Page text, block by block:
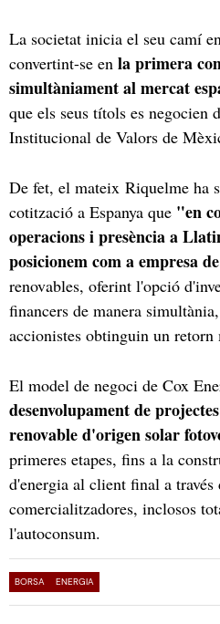
La societat inicia el seu camí
convertint-se en la primera
simultàniament al mercat
que els seus títols es negocien
Institucional de Valors de
De fet, el mateix Riquelme ha
cotització a Espanya que "en
operacions i presència a
posicionem com a empresa
renovables, oferint l'opció
financers de manera
accionistes obtinguin un retorn
El model de negoci de Cox
desenvolupament de
renovable d'origen solar
primeres etapes, fins a la
d'energia al client final a través
comercialitzadores, inclosos
l'autoconsum.
BORSA ENERGIA